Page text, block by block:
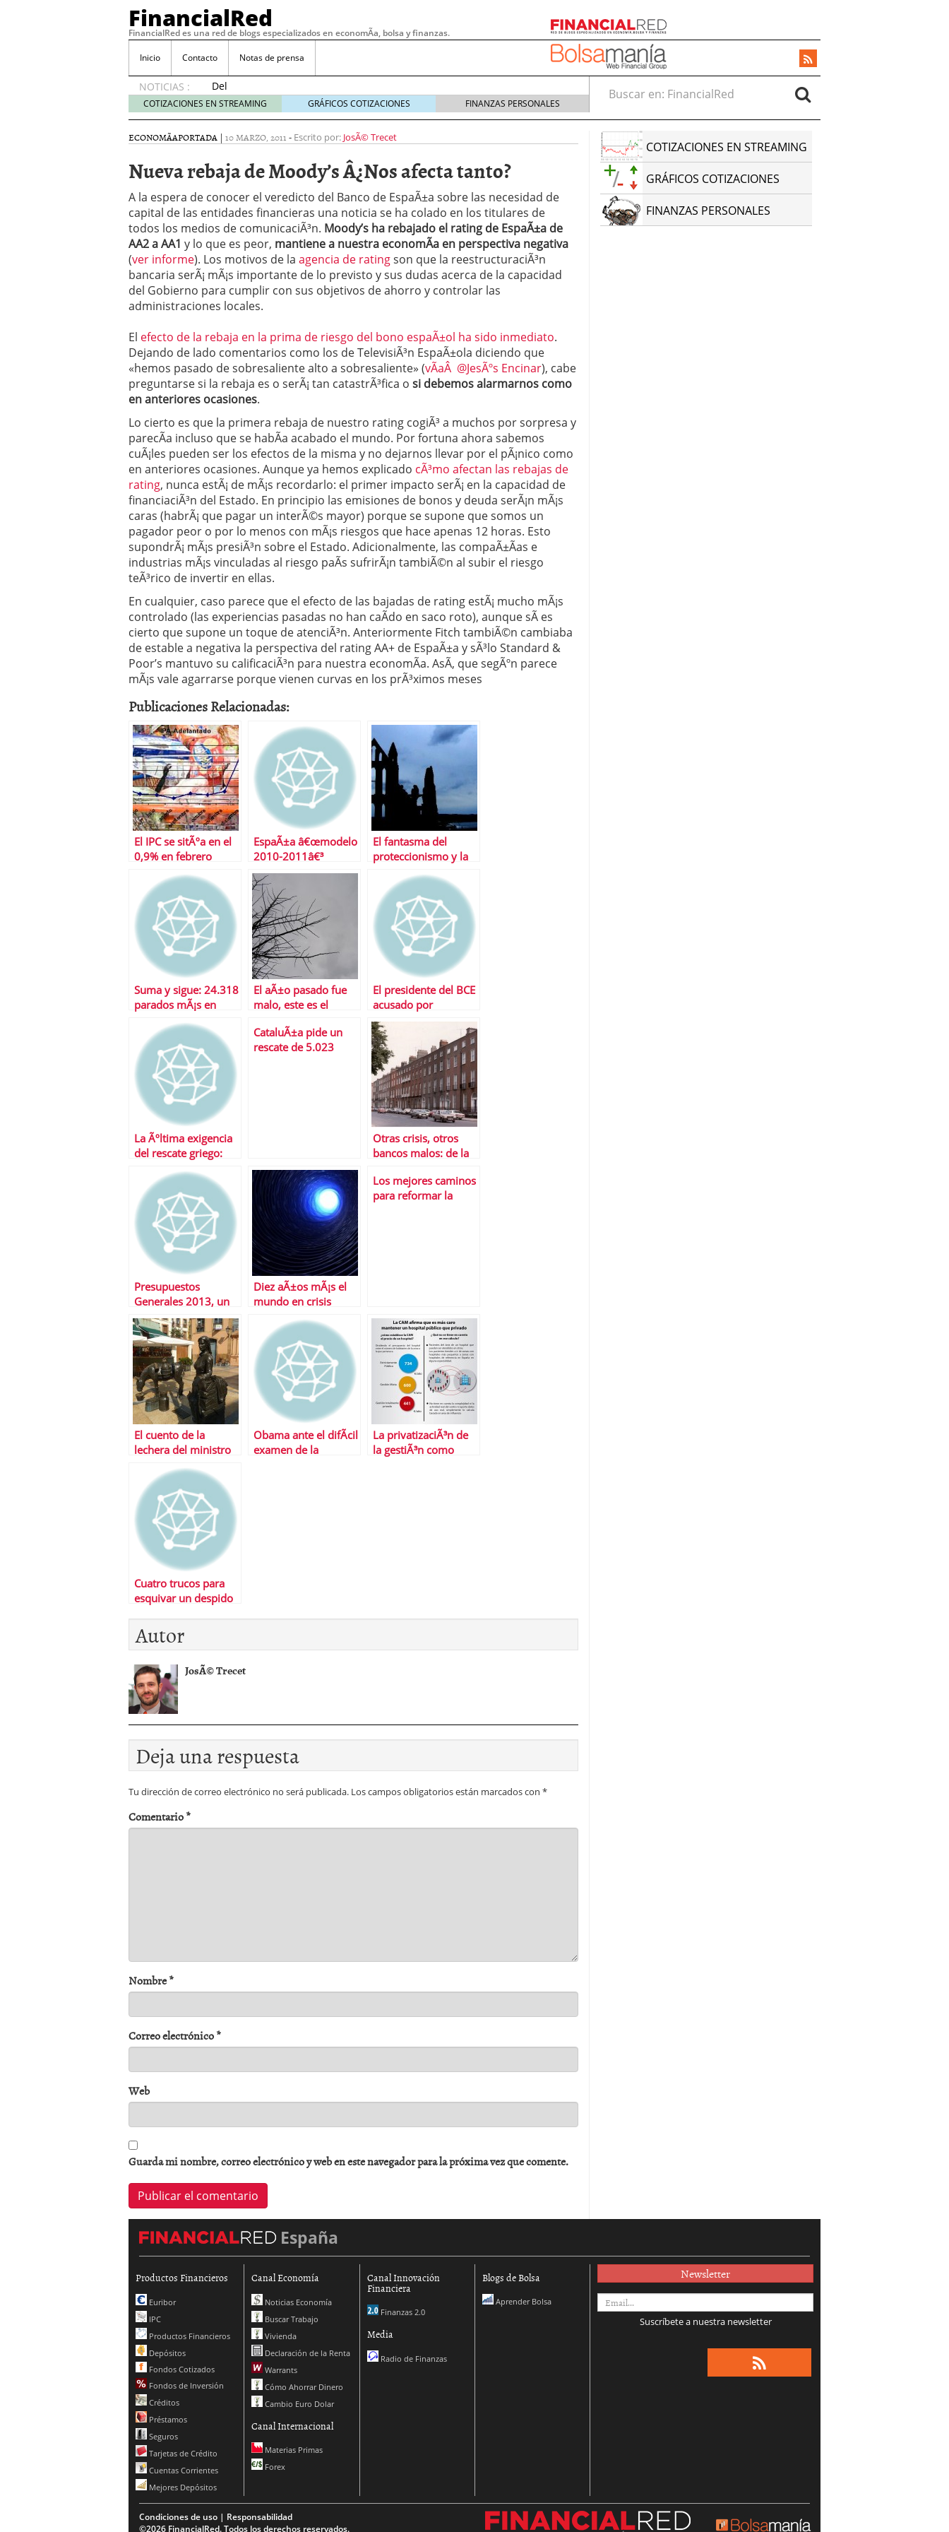
FinancialRed
FinancialRed es una red de blogs especializados en economÃ­a, bolsa y finanzas.
Inicio Contacto Notas de prensa
NOTICIAS :
Del
depósito
a la
cómo
cambiando
gestión
del
ahorro
en
España
05/08/2026
Seguros de convenio en pymes: la obligación que muchas empresas
descubren cuando ya es demasiado tarde 20/07/2026
ReseÃ±a de SIFX: Lo Que Deben Saber los Traders Mexicanos Antes de
Crear empresa online vs proceso tradicional: ventajas reales para pymes
29/05/2026
CÃ³mo afrontar una baja mÃ©dica cuando trabajas por cuenta propia
26/05/2026
COTIZACIONES EN STREAMING GRÁFICOS COTIZACIONES FINANZAS PERSONALES
Buscar en:
ECONOMÃ­APORTADA | 10 MARZO, 2011 - Escrito por: JosÃ© Trecet
Nueva rebaja de Moody’s Â¿Nos afecta tanto?
A la espera de conocer el veredicto del Banco de EspaÃ±a sobre las necesidad de
capital de las entidades financieras una noticia se ha colado en los titulares de
todos los medios de comunicaciÃ³n. Moody’s ha rebajado el rating de EspaÃ±a de
AA2 a AA1 y lo que es peor, mantiene a nuestra economÃ­a en perspectiva negativa
(ver informe). Los motivos de la agencia de ratingson que la reestructuraciÃ³n
bancaria serÃ¡ mÃ¡s importante de lo previsto y sus dudas acerca de la capacidad
del Gobierno para cumplir con sus objetivos de ahorro y controlar las
administraciones locales.
El efecto de la rebaja en la prima de riesgo del bono espaÃ±ol ha sido inmediato.
Dejando de lado comentarios como los de TelevisiÃ³n EspaÃ±ola diciendo que
«hemos pasado de sobresaliente alto a sobresaliente» (vÃ­aÂ @JesÃºs Encinar), cabe
preguntarse si la rebaja es o serÃ¡ tan catastrÃ³fica o si debemos alarmarnos como
en anteriores ocasiones.
Lo cierto es que la primera rebaja de nuestro rating cogiÃ³ a muchos por sorpresa y
parecÃ­a incluso que se habÃ­a acabado el mundo. Por fortuna ahora sabemos
cuÃ¡les pueden ser los efectos de la misma y no dejarnos llevar por el pÃ¡nico como
en anteriores ocasiones. Aunque ya hemos explicado cÃ³mo afectan las rebajas de
rating, nunca estÃ¡ de mÃ¡s recordarlo: el primer impacto serÃ¡ en la capacidad de
financiaciÃ³n del Estado. En principio las emisiones de bonos y deuda serÃ¡n mÃ¡s
caras (habrÃ¡ que pagar un interÃ©s mayor) porque se supone que somos un
pagador peor o por lo menos con mÃ¡s riesgos que hace apenas 12 horas. Esto
supondrÃ¡ mÃ¡s presiÃ³n sobre el Estado. Adicionalmente, las compaÃ±Ã­as e
industrias mÃ¡s vinculadas al riesgo paÃ­s sufrirÃ¡n tambiÃ©n al subir el riesgo
teÃ³rico de invertir en ellas.
En cualquier, caso parece que el efecto de las bajadas de rating estÃ¡ mucho mÃ¡s
controlado (las experiencias pasadas no han caÃ­do en saco roto), aunque sÃ­ es
cierto que supone un toque de atenciÃ³n. Anteriormente Fitch tambiÃ©n cambiaba
de estable a negativa la perspectiva del rating AA+ de EspaÃ±a y sÃ³lo Standard &
Poor’s mantuvo su calificaciÃ³n para nuestra economÃ­a. AsÃ­, que segÃºn parece
mÃ¡s vale agarrarse porque vienen curvas en los prÃ³ximos meses
Publicaciones Relacionadas:
El IPC se sitÃºa en el
0,9% en febrero
EspaÃ±a â€œmodelo
2010-2011â€³
El fantasma del
proteccionismo y la
Suma y sigue: 24.318
parados mÃ¡s en
El aÃ±o pasado fue
malo, este es el
el gran remate
El presidente del BCE
acusado por
pertenecer a un
lobby de banqueros
La Ãºltima exigencia
del rescate griego:
subir a la edad de
jubilaciÃ³n
CataluÃ±a pide un
rescate de 5.023
Otras crisis, otros
bancos malos: de la
a las lecciones suecas
Presupuestos
Generales 2013, un
paso para el
equilibrio deseado
Diez aÃ±os mÃ¡s el
mundo en crisis
Los mejores caminos
para reformar la
El cuento de la
lechera del ministro
Obama ante el difÃ­cil
examen de la
La privatizaciÃ³n de
la gestiÃ³n como
Cuatro trucos para
esquivar un despido
Autor
JosÃ© Trecet
Deja una respuesta
Tu dirección de correo electrónico no será publicada. Los campos obligatorios están marcados con *
Comentario*
Nombre*
Correo electrónico*
Web
Guarda mi nombre, correo electrónico y web en este navegador para la próxima vez que comente.
COTIZACIONES EN STREAMING
GRÁFICOS COTIZACIONES
FINANZAS PERSONALES
España
Productos Financieros
Euribor
IPC
Productos Financieros
Depósitos
Fondos Cotizados
Fondos de Inversión
Créditos
Préstamos
Seguros
Tarjetas de Crédito
Cuentas Corrientes
Mejores Depósitos
Canal Economía
Noticias Economía
Buscar Trabajo
Vivienda
Declaración de la Renta
Warrants
Cómo Ahorrar Dinero
Cambio Euro Dolar
Canal Internacional
Materias Primas
Forex
Canal Innovación
Financiera
Finanzas 2.0
Media
Radio de Finanzas
Blogs de Bolsa
Aprender Bolsa
Newsletter
Suscríbete a nuestra newsletter
Condiciones de uso | Responsabilidad
©2026 FinancialRed. Todos los derechos reservados.